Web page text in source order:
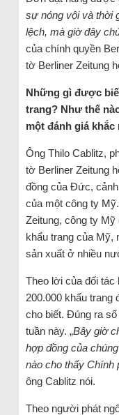
sự nóng vội và thời
lệch, mà giờ đây
của chính quyền
tờ Berliner Zeitung
Những gì được
trang? Như thế
một đánh giá
Ông Thilo Cablitz,
tờ Berliner Zeitung
đồng của Đức,
của một công ty
Zeitung, công ty Mỹ
khẩu trang của Mỹ,
sản xuất ở nhiều
Theo lời của đối
200.000 khẩu trang
cho biết. Đúng ra
tuần này. „Bây giờ
hợp đồng của
nào cho thấy Chính
ông Cablitz nói.
Theo người phát